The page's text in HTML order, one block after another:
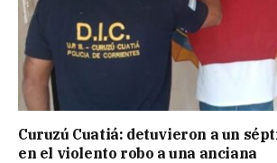
Curuzú Cuatiá: detuvieron a un
en el violento robo a una anciana